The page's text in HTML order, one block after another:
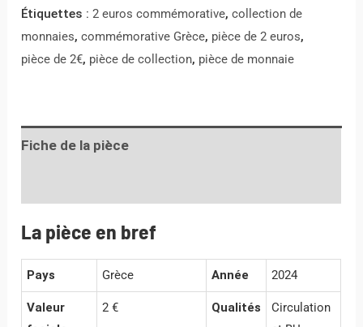
Étiquettes :2 euros commémorative,collection de
monnaies,commémorative Grèce, pièce de 2 euros,
pièce de 2€, pièce de collection, pièce de monnaie
Fiche de la pièce
La pièce en bref
Pays Grèce Année 2024
Valeur
2 € Qualités
Circulation